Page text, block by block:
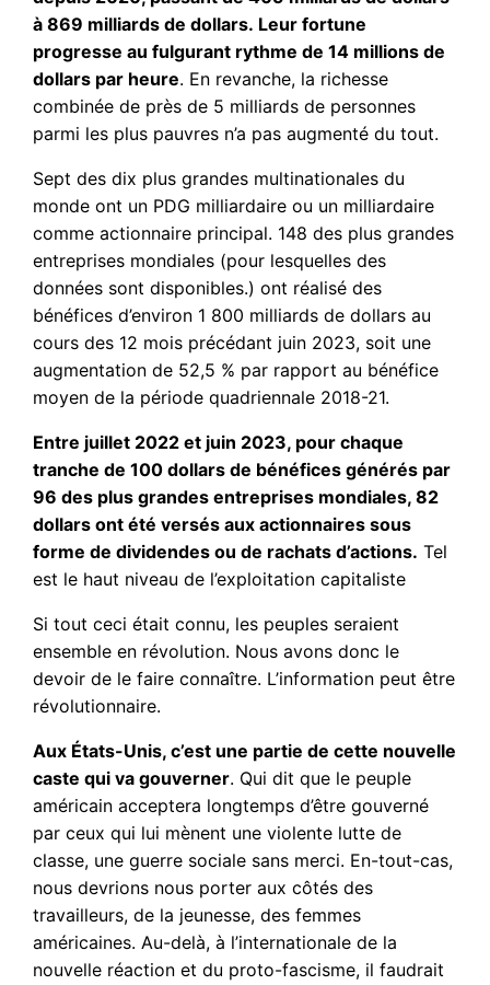
à 869 milliards de dollars. Leur fortune
progresse au fulgurant rythme de 14 millions de
dollars par heure. En revanche, la richesse
combinée de près de 5 milliards de personnes
parmi les plus pauvres n’a pas augmenté du tout.
Sept des dix plus grandes multinationales du
monde ont un PDG milliardaire ou un milliardaire
comme actionnaire principal. 148 des plus grandes
entreprises mondiales (pour lesquelles des
données sont disponibles.) ont réalisé des
bénéfices d’environ 1 800 milliards de dollars au
cours des 12 mois précédant juin 2023, soit une
augmentation de 52,5 % par rapport au bénéfice
moyen de la période quadriennale 2018-21.
Entre juillet 2022 et juin 2023, pour chaque
tranche de 100 dollars de bénéfices générés par
96 des plus grandes entreprises mondiales, 82
dollars ont été versés aux actionnaires sous
forme de dividendes ou de rachats d’actions. Tel
est le haut niveau de l’exploitation capitaliste
Si tout ceci était connu, les peuples seraient
ensemble en révolution. Nous avons donc le
devoir de le faire connaître. L’information peut être
révolutionnaire.
Aux États-Unis, c’est une partie de cette nouvelle
caste qui va gouverner. Qui dit que le peuple
américain acceptera longtemps d’être gouverné
par ceux qui lui mènent une violente lutte de
classe, une guerre sociale sans merci. En-tout-cas,
nous devrions nous porter aux côtés des
travailleurs, de la jeunesse, des femmes
américaines. Au-delà, à l’internationale de la
nouvelle réaction et du proto-fascisme, il faudrait